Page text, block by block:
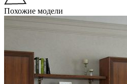
Похожие модели